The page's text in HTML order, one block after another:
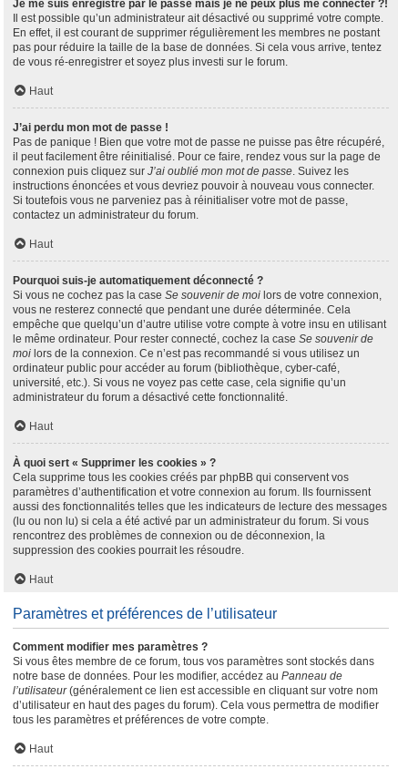
Je me suis enregistré par le passé mais je ne peux plus me connecter ?!
Il est possible qu’un administrateur ait désactivé ou supprimé votre compte.
En effet, il est courant de supprimer régulièrement les membres ne postant
pas pour réduire la taille de la base de données. Si cela vous arrive, tentez
de vous ré-enregistrer et soyez plus investi sur le forum.
Haut
J’ai perdu mon mot de passe !
Pas de panique ! Bien que votre mot de passe ne puisse pas être récupéré,
il peut facilement être réinitialisé. Pour ce faire, rendez vous sur la page de
connexion puis cliquez sur J’ai oublié mon mot de passe. Suivez les
instructions énoncées et vous devriez pouvoir à nouveau vous connecter.
Si toutefois vous ne parveniez pas à réinitialiser votre mot de passe,
contactez un administrateur du forum.
Haut
Pourquoi suis-je automatiquement déconnecté ?
Si vous ne cochez pas la case Se souvenir de moi lors de votre connexion,
vous ne resterez connecté que pendant une durée déterminée. Cela
empêche que quelqu’un d’autre utilise votre compte à votre insu en utilisant
le même ordinateur. Pour rester connecté, cochez la case Se souvenir de
moi lors de la connexion. Ce n’est pas recommandé si vous utilisez un
ordinateur public pour accéder au forum (bibliothèque, cyber-café,
université, etc.). Si vous ne voyez pas cette case, cela signifie qu’un
administrateur du forum a désactivé cette fonctionnalité.
Haut
À quoi sert « Supprimer les cookies » ?
Cela supprime tous les cookies créés par phpBB qui conservent vos
paramètres d’authentification et votre connexion au forum. Ils fournissent
aussi des fonctionnalités telles que les indicateurs de lecture des messages
(lu ou non lu) si cela a été activé par un administrateur du forum. Si vous
rencontrez des problèmes de connexion ou de déconnexion, la
suppression des cookies pourrait les résoudre.
Haut
Paramètres et préférences de l’utilisateur
Comment modifier mes paramètres ?
Si vous êtes membre de ce forum, tous vos paramètres sont stockés dans
notre base de données. Pour les modifier, accédez au Panneau de
l’utilisateur(généralement ce lien est accessible en cliquant sur votre nom
d’utilisateur en haut des pages du forum). Cela vous permettra de modifier
tous les paramètres et préférences de votre compte.
Haut